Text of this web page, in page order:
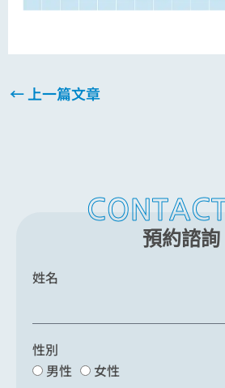
←上一篇文章
預約諮詢
姓名
性別
男性
女性